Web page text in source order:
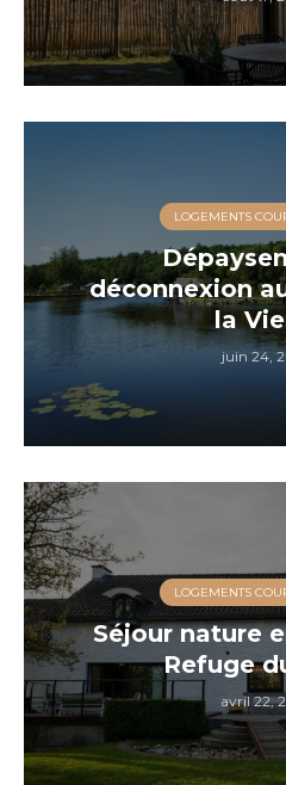
LOGEMENTS
déconnexion
la
juin 24,
LOGEMENTS
Séjour nature
Refuge
avril 22,